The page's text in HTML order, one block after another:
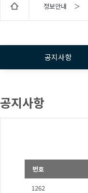
정보안내 ＞
공지사항
공지사항
번호
1262